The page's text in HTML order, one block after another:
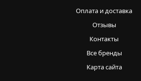
Оплата и доставка
Отзывы
Контакты
Все бренды
Карта сайта